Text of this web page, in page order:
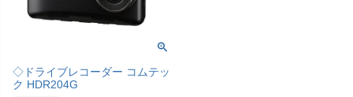
◇ドライブレコーダー コムテッ
ク HDR204G